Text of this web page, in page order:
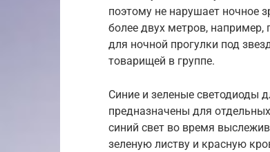
поэтому не нарушает ночное
более двух метров,
для ночной прогулки под
товарищей в группе.
Синие и зеленые светодиоды
предназначены для
синий свет во время
зеленую листву и красную